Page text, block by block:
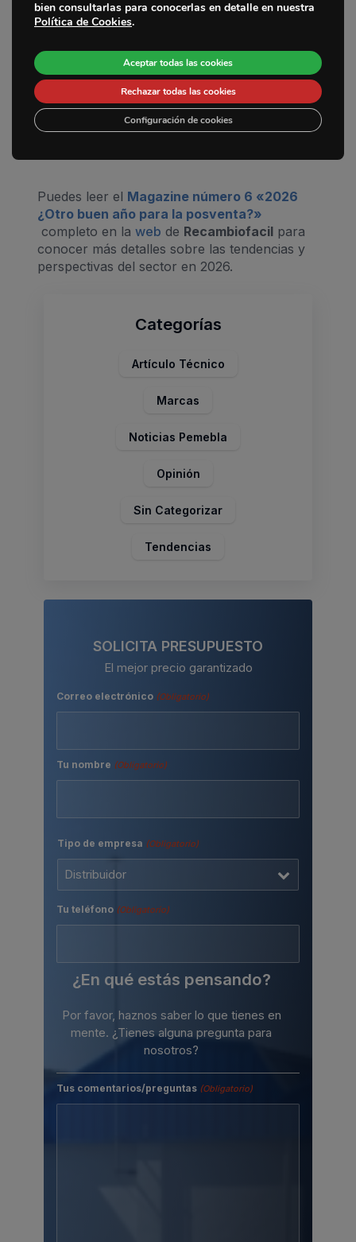
Sedes
La Empresa
Noticias
Contacto
entre múltiples proveedores y clientes del
sector.
¿Qué le dirías a los profesionales que aún
no trabajan con Recambiofacil?
Que probarla les permitirá ganar tiempo,
reducir incidencias y trabajar de forma más
ordenada.
Puedes leer el Magazine número 6 «2026
¿Otro buen año para la posventa?»
completo en la web de Recambiofacil para
conocer más detalles sobre las tendencias y
perspectivas del sector en 2026.
Categorías
Artículo Técnico
Marcas
Noticias Pemebla
Opinión
Sin Categorizar
Tendencias
SOLICITA PRESUPUESTO
El mejor precio garantizado
Correo electrónico (Obligatorio)
Tu nombre (Obligatorio)
Tipo de empresa (Obligatorio)
Tu teléfono (Obligatorio)
¿En qué estás pensando?
Por favor, haznos saber lo que tienes en
mente. ¿Tienes alguna pregunta para
nosotros?
Tus comentarios/preguntas (Obligatorio)
bien consultarlas para conocerlas en detalle en nuestra
Política de Cookies.
Aceptar todas las cookies
Rechazar todas las cookies
Configuración de cookies